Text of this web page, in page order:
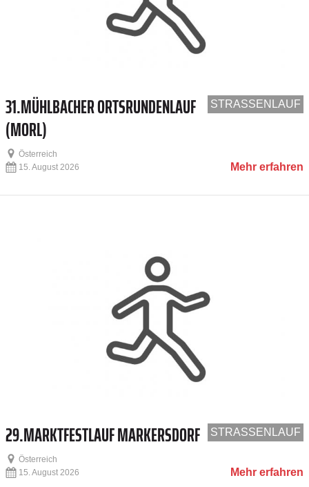
STRASSENLAUF
31.MÜHLBACHER ORTSRUNDENLAUF
(MORL)
Österreich
Mehr erfahren
15. August 2026
STRASSENLAUF
29.MARKTFESTLAUF MARKERSDORF
Österreich
Mehr erfahren
15. August 2026